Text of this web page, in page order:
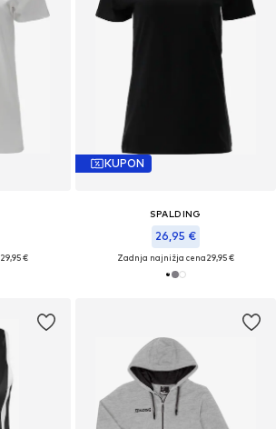
29,95 €
KUPON
SPALDING
26,95 €
Zadnja najnižja cena29,95 €